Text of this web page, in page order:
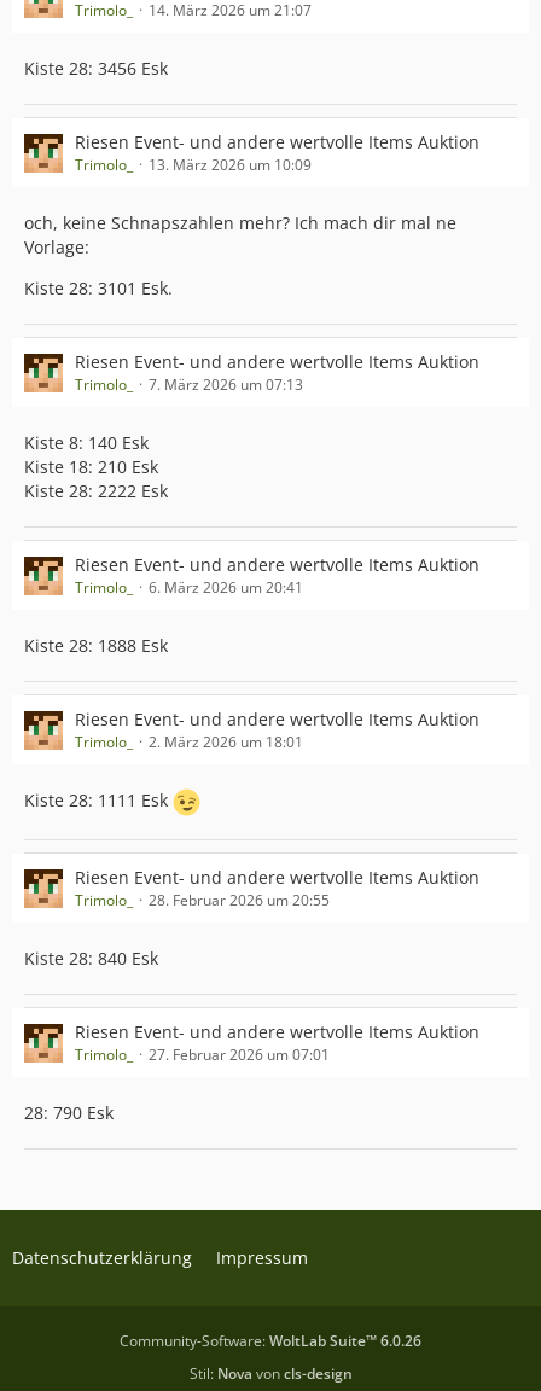
Trimolo_ 14. März 2026 um 21:07
Kiste 28: 3456 Esk
Riesen Event- und andere wertvolle Items Auktion
Trimolo_ 13. März 2026 um 10:09
och, keine Schnapszahlen mehr? Ich mach dir mal ne
Vorlage:
Kiste 28: 3101 Esk.
Riesen Event- und andere wertvolle Items Auktion
Trimolo_ 7. März 2026 um 07:13
Kiste 8: 140 Esk
Kiste 18: 210 Esk
Kiste 28: 2222 Esk
Riesen Event- und andere wertvolle Items Auktion
Trimolo_ 6. März 2026 um 20:41
Kiste 28: 1888 Esk
Riesen Event- und andere wertvolle Items Auktion
Trimolo_ 2. März 2026 um 18:01
Kiste 28: 1111 Esk
Riesen Event- und andere wertvolle Items Auktion
Trimolo_ 28. Februar 2026 um 20:55
Kiste 28: 840 Esk
Riesen Event- und andere wertvolle Items Auktion
Trimolo_ 27. Februar 2026 um 07:01
28: 790 Esk
Datenschutzerklärung Impressum
Community-Software:WoltLab Suite™ 6.0.26
Stil: Nova voncls-design